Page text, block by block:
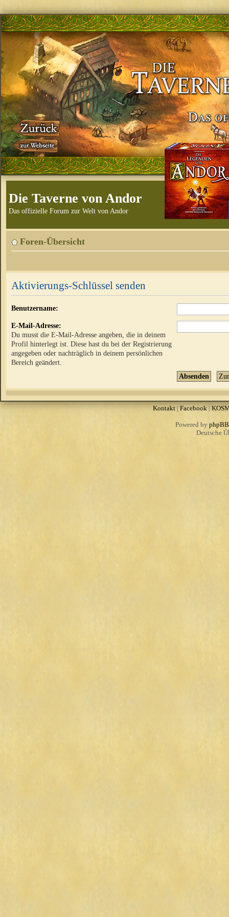
Die Taverne von Andor
Das offizielle Forum zur Welt von Andor
Foren-Übersicht
Aktivierungs-Schlüssel senden
Benutzername:
E-Mail-Adresse:
Du musst die E-Mail-Adresse angeben, die in deinem
Profil hinterlegt ist. Diese hast du bei der Registrierung
angegeben oder nachträglich in deinem persönlichen
Bereich geändert.
Kontakt| Facebook |
Powered by phpBB
Deutsche